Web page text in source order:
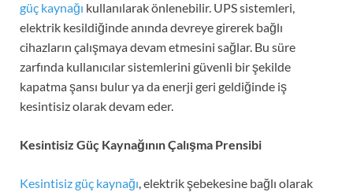
güç kaynağı kullanılarak önlenebilir. UPS sistemleri,
elektrik kesildiğinde anında devreye girerek bağlı
cihazların çalışmaya devam etmesini sağlar. Bu süre
zarfında kullanıcılar sistemlerini güvenli bir şekilde
kapatma şansı bulur ya da enerji geri geldiğinde iş
kesintisiz olarak devam eder.
Kesintisiz Güç Kaynağının Çalışma Prensibi
Kesintisiz güç kaynağı, elektrik şebekesine bağlı olarak